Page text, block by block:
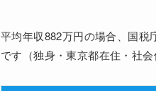
平均年収882万円の場合、国税
です（独身・東京都在住・社会